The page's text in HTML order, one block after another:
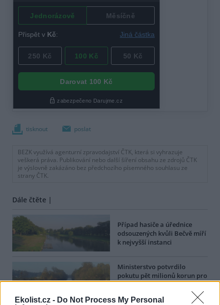
Ekolist.cz - Do Not Process My Personal
tisknout poslat
BEZK využívá agenturní zpravodajství ČTK, která si vyhrazuje
veškerá práva. Publikování nebo další šíření obsahu ze zdrojů ČTK
je výslovně zakázáno bez předchozího písemného souhlasu ze
strany ČTK.
Dále čtěte |
Případ hasiče a úřednice
odsouzených kvůli Bečvě míří
k nejvyšší instanci
Ministerstvo potvrdilo
pokutu pět milionů korun pro
firmu Energoaqua v kauze